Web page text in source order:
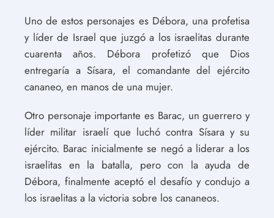
Uno de estos personajes es Débora, una profetisa
y líder de Israel que juzgó a los israelitas durante
cuarenta años. Débora profetizó que Dios
entregaría a Sísara, el comandante del ejército
cananeo, en manos de una mujer.
Otro personaje importante es Barac, un guerrero y
líder militar israelí que luchó contra Sísara y su
ejército. Barac inicialmente se negó a liderar a los
israelitas en la batalla, pero con la ayuda de
Débora, finalmente aceptó el desafío y condujo a
los israelitas a la victoria sobre los cananeos.